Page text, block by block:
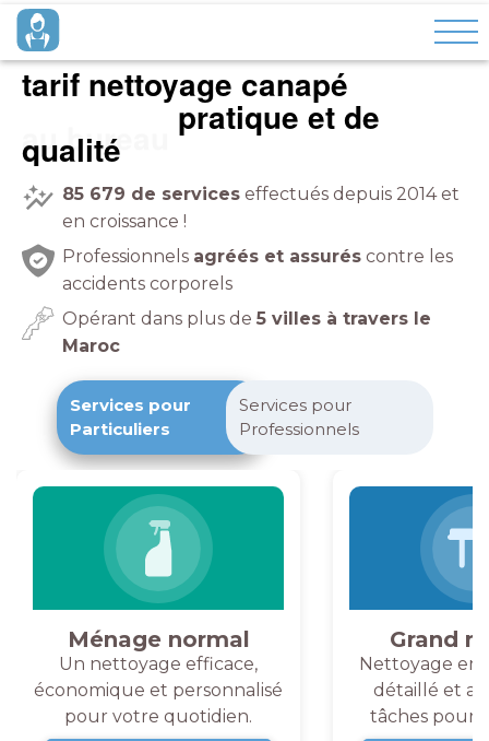
tarif nettoyage canapé
à domicile pratique et de
qualité
85 679 de services effectués depuis 2014 et
en croissance !
Professionnels agréés et assurés contre les
accidents corporels
Opérant dans plus de 5 villes à travers le
Maroc
Services pour
Particuliers
Services pour
Professionnels
Ménage normal
Un nettoyage efficace,
économique et personnalisé
pour votre quotidien.
Grand
Nettoyage en
détaillé et
tâches pour